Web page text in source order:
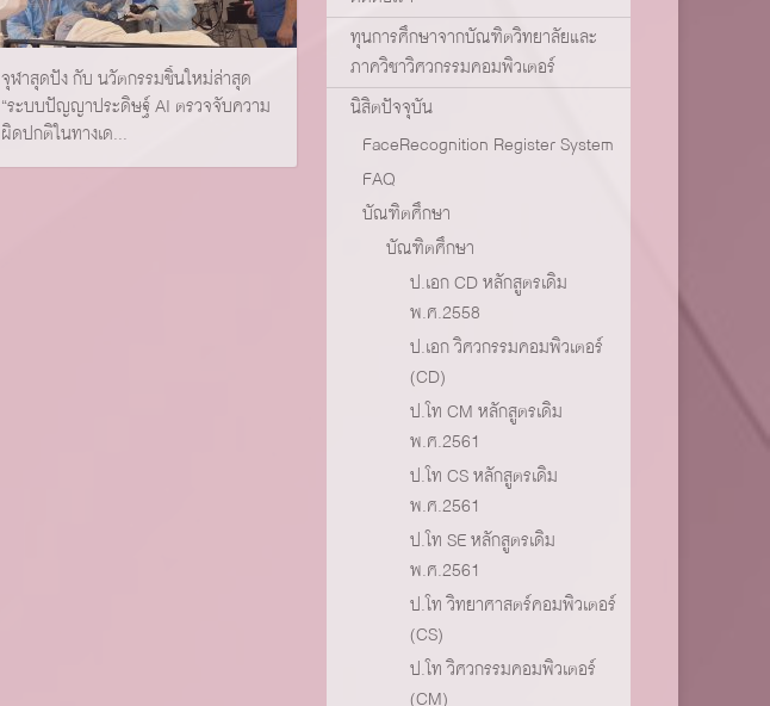
จุฬาสุดปัง กับ นวัตกรรมชิ้นใหม่ล่าสุด
“ระบบปัญญาประดิษฐ์ AI ตรวจจับความ
ผิดปกติในทางเด...
ทุนการศึกษาจากบัณฑิตวิทยาลัยและ
ภาควิชาวิศวกรรมคอมพิวเตอร์
นิสิตปัจจุบัน
FaceRecognition Register System
FAQ
บัณฑิตศึกษา
บัณฑิตศึกษา
ป.เอก CD หลักสูตรเดิม
พ.ศ.2558
ป.เอก วิศวกรรมคอมพิวเตอร์
(CD)
ป.โท CM หลักสูตรเดิม
พ.ศ.2561
ป.โท CS หลักสูตรเดิม
พ.ศ.2561
ป.โท SE หลักสูตรเดิม
พ.ศ.2561
ป.โท วิทยาศาสตร์คอมพิวเตอร์
(CS)
ป.โท วิศวกรรมคอมพิวเตอร์
(CM)